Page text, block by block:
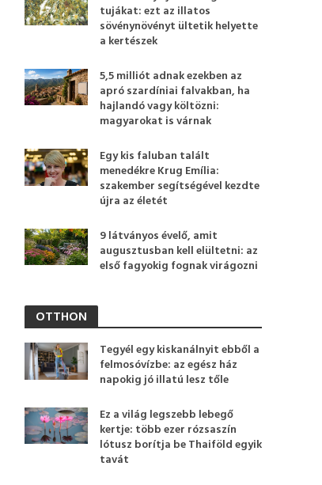
tujákat: ezt az illatos
sövénynövényt ültetik helyette
a kertészek
5,5 milliót adnak ezekben az
apró szardíniai falvakban, ha
hajlandó vagy költözni:
magyarokat is várnak
Egy kis faluban talált
menedékre Krug Emília:
szakember segítségével kezdte
újra az életét
9 látványos évelő, amit
augusztusban kell elültetni: az
első fagyokig fognak virágozni
OTTHON
Tegyél egy kiskanálnyit ebből a
felmosóvízbe: az egész ház
napokig jó illatú lesz tőle
Ez a világ legszebb lebegő
kertje: több ezer rózsaszín
lótusz borítja be Thaiföld egyik
tavát